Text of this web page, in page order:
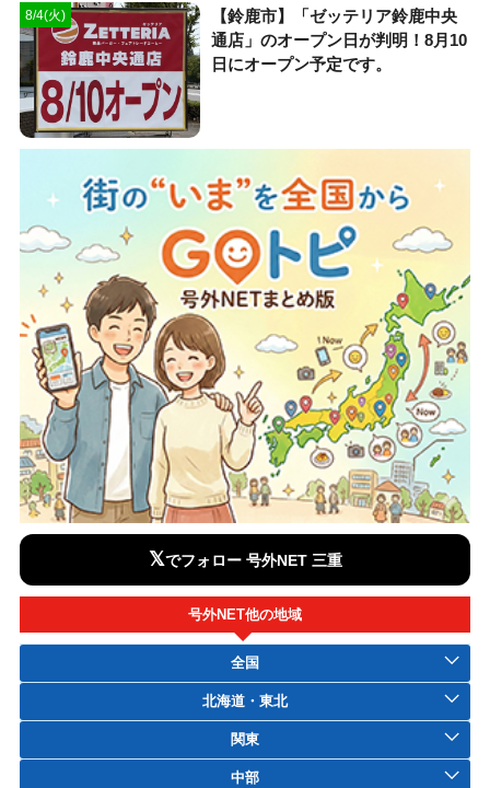
8/4(火)
【鈴鹿市】「ゼッテリア鈴鹿中央
通店」のオープン日が判明！8月10
日にオープン予定です。
𝕏でフォロー 号外NET 三重
号外NET他の地域
全国
北海道・東北
関東
中部